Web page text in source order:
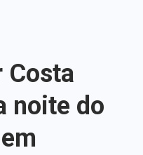
Costa
noite do